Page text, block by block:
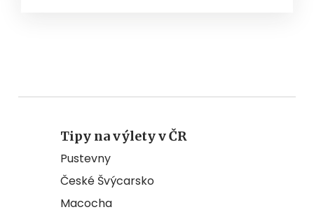
Tipy na výlety v ČR
Pustevny
České Švýcarsko
Macocha